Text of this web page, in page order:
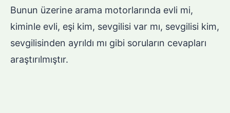
Bunun üzerine arama motorlarında evli mi,
kiminle evli, eşi kim, sevgilisi var mı, sevgilisi kim,
sevgilisinden ayrıldı mı gibi soruların cevapları
araştırılmıştır.